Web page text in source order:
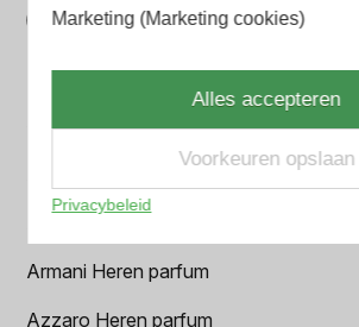
Wij hebben alle prijzen voor je
Amouage Heren parfum
Aramis Heren parfum
Armani Heren parfum
Azzaro Heren parfum
Marketing (Marketing cookies)
Alles accepteren
Voorkeuren opslaan
Privacybeleid